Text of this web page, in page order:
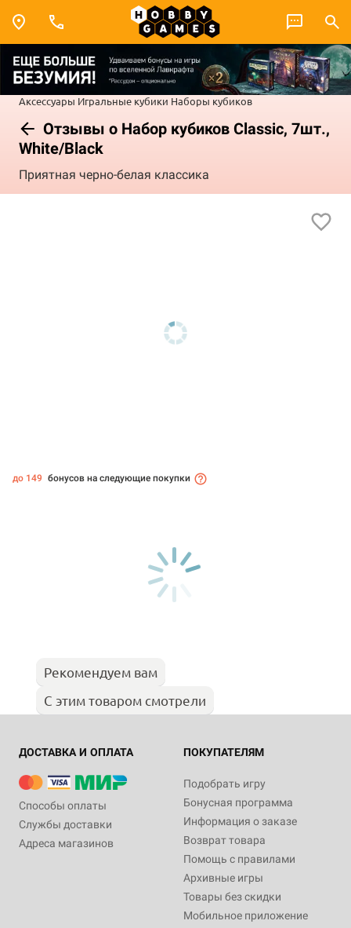
Аксессуары Игральные кубики Наборы кубиков
Отзывы о Набор кубиков Classic, 7шт.,
White/Black
Приятная черно-белая классика
до 149 бонусов на следующие покупки
Рекомендуем вам
С этим товаром смотрели
ДОСТАВКА И ОПЛАТА
Способы оплаты
Службы доставки
Адреса магазинов
ПОКУПАТЕЛЯМ
Подобрать игру
Бонусная программа
Информация о заказе
Возврат товара
Помощь с правилами
Архивные игры
Товары без скидки
Мобильное приложение